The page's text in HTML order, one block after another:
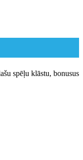
spēļu klāstu, bonusus